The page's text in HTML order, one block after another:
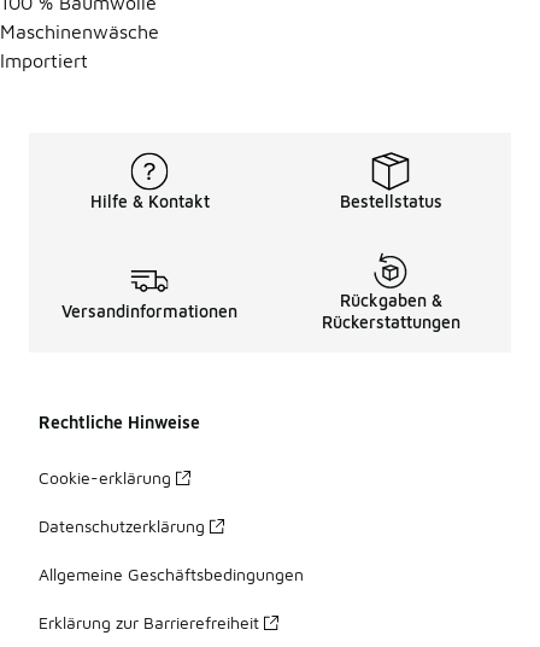
Maschinenwäsche
Importiert
Hilfe & Kontakt Bestellstatus
Versandinformationen
Rückgaben &
Rückerstattungen
Rechtliche Hinweise
Cookie-erklärung
Datenschutzerklärung
Allgemeine Geschäftsbedingungen
Erklärung zur Barrierefreiheit